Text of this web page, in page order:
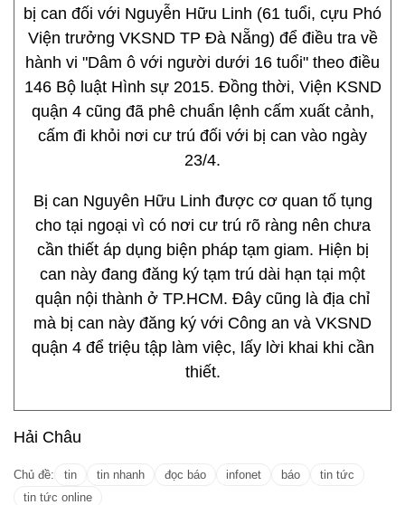
bị can đối với Nguyễn Hữu Linh (61 tuổi, cựu Phó
Viện trưởng VKSND TP Đà Nẵng) để điều tra về
hành vi "Dâm ô với người dưới 16 tuổi" theo điều
146 Bộ luật Hình sự 2015. Đồng thời, Viện KSND
quận 4 cũng đã phê chuẩn lệnh cấm xuất cảnh,
cấm đi khỏi nơi cư trú đối với bị can vào ngày
23/4.
Bị can Nguyên Hữu Linh được cơ quan tố tụng
cho tại ngoại vì có nơi cư trú rõ ràng nên chưa
cần thiết áp dụng biện pháp tạm giam. Hiện bị
can này đang đăng ký tạm trú dài hạn tại một
quận nội thành ở TP.HCM. Đây cũng là địa chỉ
mà bị can này đăng ký với Công an và VKSND
quận 4 để triệu tập làm việc, lấy lời khai khi cần
thiết.
Hải Châu
Chủ đề: tin tin nhanh đọc báo infonet báo
tin tức
tin tức online